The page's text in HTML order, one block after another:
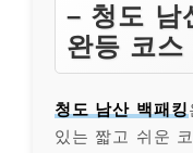
– 청도 남
완등 코
청도 남산 백패킹
있는 짧고 쉬운